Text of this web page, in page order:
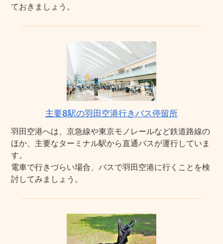
ておきましょう。
主要8駅の羽田空港行きバス停留所
羽田空港へは、京急線や東京モノレールなど鉄道路線の
ほか、主要なターミナル駅から直通バスが運行していま
す。
電車で行きづらい場合、バスで羽田空港に行くことを検
討してみましょう。